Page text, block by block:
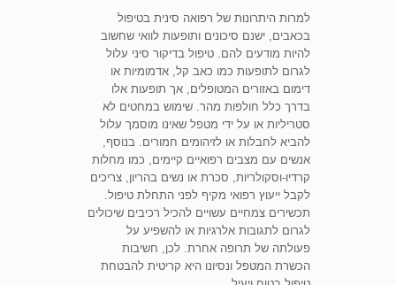
למרות היתרונות של רפואה סינית בטיפול
בכאבים, ישנם סיכונים ותופעות לוואי שחשוב
להיות מודעים להם. טיפול בדיקור סיני עלול
לגרום לתופעות כמו כאב קל, אדמומיות או
דימום באזורים המטופלים, אך תופעות אלו
בדרך כלל חולפות מהר. שימוש במחטים לא
סטריליות או על ידי מטפל שאינו מוסמך עלול
להביא לחבלות או לזיהומים חמורים. בנוסף,
אנשים עם מצבים רפואיים קיימים, כמו מחלות
קרדיו-וסקולריות, סכרת או נשים בהריון, צריכים
לקבל ייעוץ רפואי מקיף לפני התחלת טיפול.
תכשירים צמחיים עשויים להכיל רכיבים שיכולים
לגרום לתגובות אלרגיות או להשפיע על
פעולתה של תרופה אחרת. לכן, חשיבות
הכשרת המטפל ונסיונו היא קריטית להבטחת